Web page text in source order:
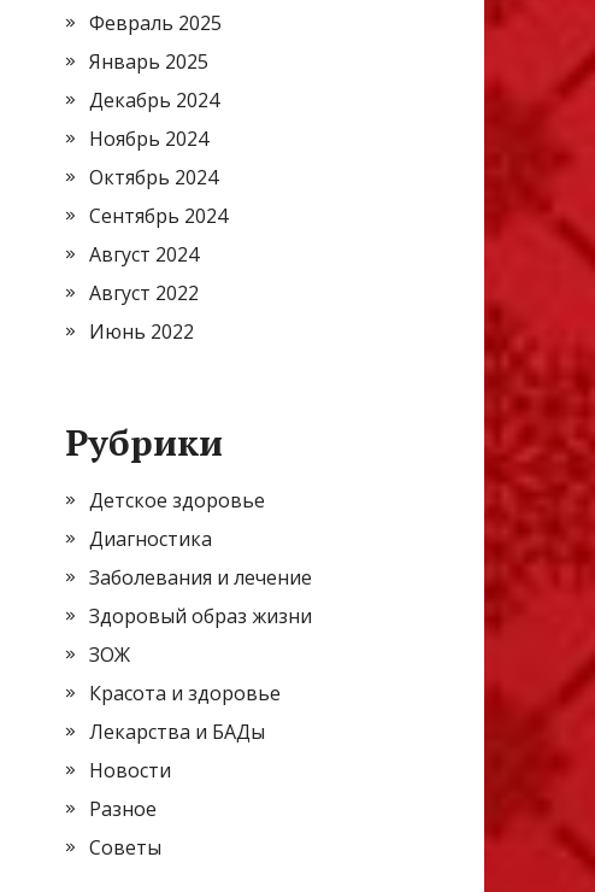
Февраль 2025
Январь 2025
Декабрь 2024
Ноябрь 2024
Октябрь 2024
Сентябрь 2024
Август 2024
Август 2022
Июнь 2022
Рубрики
Детское здоровье
Диагностика
Заболевания и лечение
Здоровый образ жизни
ЗОЖ
Красота и здоровье
Лекарства и БАДы
Новости
Разное
Советы